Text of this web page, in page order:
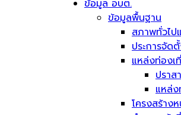
ข้อมูล อบต.
ข้อมูลพื้นฐาน
สภาพทั่วไป
ประการจัด
แหล่งท่องเ
ปราส
แหล่ง
โครงสร้าง